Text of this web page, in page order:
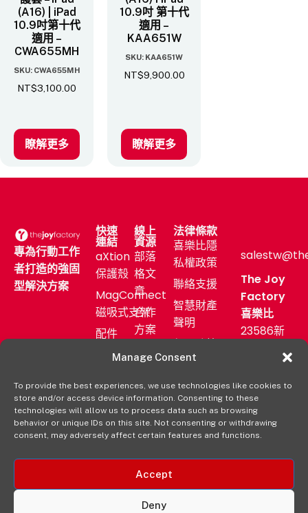
Manage Consent
To provide the best experiences, we use technologies like cookies to
store and/or access device information. Consenting to these
technologies will allow us to process data such as browsing
behavior or unique IDs on this site. Not consenting or withdrawing
consent, may adversely affect certain features and functions.
Accept
Deny
(A16) | iPad
10.9吋第十代
適用 –
CWA655MH
SKU: CWA655MH
NT$3,100.00
瞭解更多
10.9吋 第十代
適用 –
KAA651W
SKU: KAA651W
NT$9,900.00
瞭解更多
專為行動工作
者打造的強固
型解決方案
快速
連結
aXtion
保護殼
MagConnect
磁吸式支架
配件
產業
購買
aXtion→
線上
資源
部落
格文
章
合作
方案
售後
新聞
發佈
室
通路
法律條款
喜樂比隱
私權政策
聯絡支援
智慧財產
聲明
保固政策
The Joy
Factory
喜樂比
23586新
區中正路
872號11F
(02)
2222-
9827